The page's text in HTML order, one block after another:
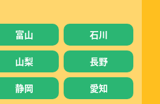
富山 石川
山梨 長野
静岡
愛知